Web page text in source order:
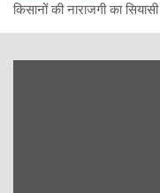
किसानों की नाराजगी का